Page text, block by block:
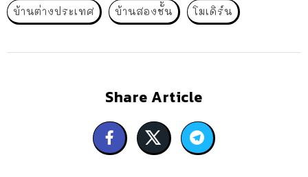
บ้านต่างประเทศ บ้านสองชั้น โมเดิร์น
Share Article